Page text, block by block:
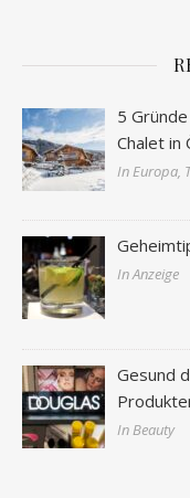
5
Chalet in
In Europa,
In Anzeige
Gesund
In Beauty